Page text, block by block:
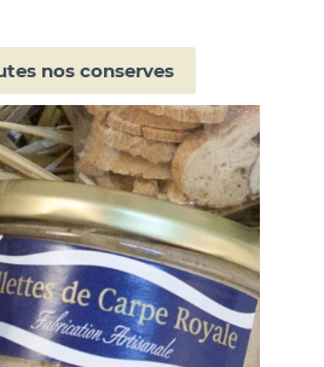
nos conserves